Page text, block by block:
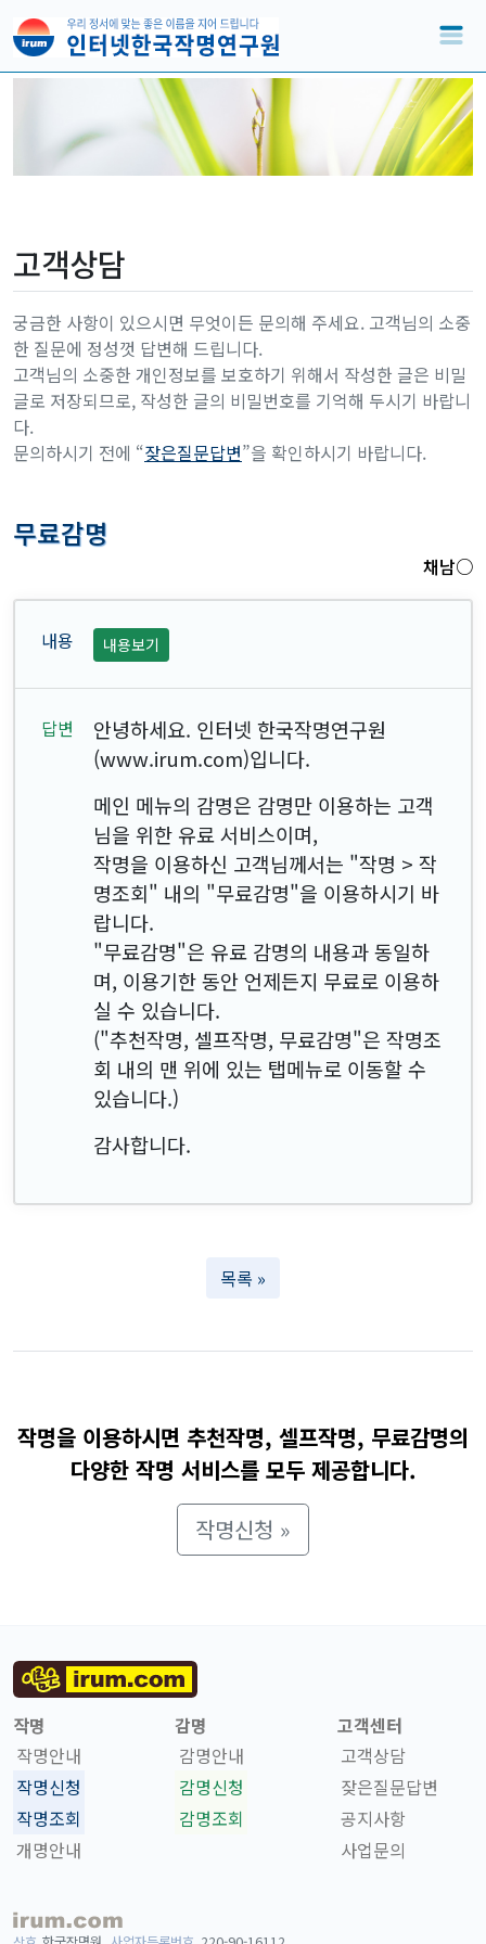
고객상담
궁금한 사항이 있으시면 무엇이든 문의해 주세요. 고객님의 소중
한 질문에 정성껏 답변해 드립니다.
고객님의 소중한 개인정보를 보호하기 위해서 작성한 글은 비밀
글로 저장되므로, 작성한 글의 비밀번호를 기억해 두시기 바랍니
다.
문의하시기 전에 “잦은질문답변”을 확인하시기 바랍니다.
무료감명
채남○
내용보기
안녕하세요. 인터넷 한국작명연구원
(www.irum.com)입니다.
메인 메뉴의 감명은 감명만 이용하는 고객
님을 위한 유료 서비스이며,
작명을 이용하신 고객님께서는 "작명 > 작
명조회" 내의 "무료감명"을 이용하시기 바
랍니다.
"무료감명"은 유료 감명의 내용과 동일하
며, 이용기한 동안 언제든지 무료로 이용하
실 수 있습니다.
("추천작명, 셀프작명, 무료감명"은 작명조
회 내의 맨 위에 있는 탭메뉴로 이동할 수
있습니다.)
감사합니다.
목록 »
작명을 이용하시면 추천작명, 셀프작명, 무료감명의
다양한 작명 서비스를 모두 제공합니다.
작명신청 »
작명
작명안내
작명신청
작명조회
개명안내
감명
감명안내
감명신청
감명조회
고객센터
고객상담
잦은질문답변
공지사항
사업문의